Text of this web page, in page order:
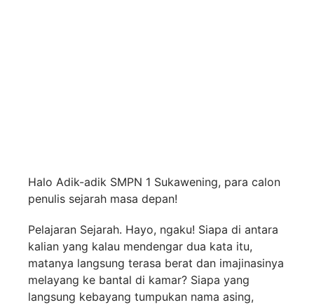
Halo Adik-adik SMPN 1 Sukawening, para calon
penulis sejarah masa depan!
Pelajaran Sejarah. Hayo, ngaku! Siapa di antara
kalian yang kalau mendengar dua kata itu,
matanya langsung terasa berat dan imajinasinya
melayang ke bantal di kamar? Siapa yang
langsung kebayang tumpukan nama asing,